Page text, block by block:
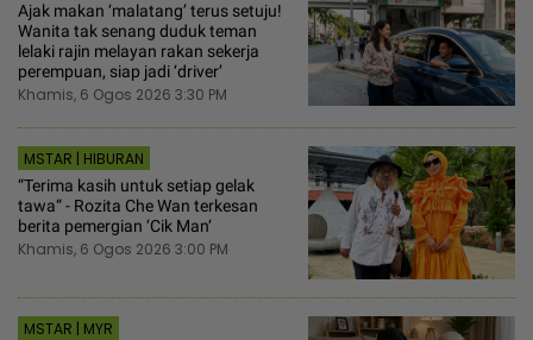
Ajak makan ‘malatang’ terus setuju!
Wanita tak senang duduk teman
lelaki rajin melayan rakan sekerja
perempuan, siap jadi ‘driver’
Khamis, 6 Ogos 2026 3:30 PM
MSTAR | HIBURAN
“Terima kasih untuk setiap gelak
tawa“ - Rozita Che Wan terkesan
berita pemergian ‘Cik Man‘
Khamis, 6 Ogos 2026 3:00 PM
MSTAR | MYR